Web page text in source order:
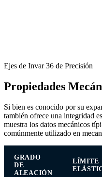
Ejes de Invar 36 de Precisión
Propiedades
Si bien es conocido por su
también ofrece una integridad
muestra los datos mecánicos
comúnmente utilizado en
GRADO
DE
ALEACIÓN
LÍMITE